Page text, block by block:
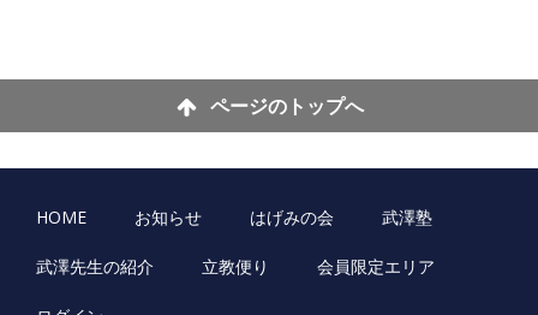
ページのトップへ
HOME お知らせ はげみの会 武澤塾
武澤先生の紹介 立教便り 会員限定エリア